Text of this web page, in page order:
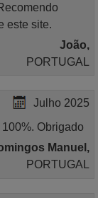
este site.
João,
PORTUGAL
Julho 2025
Obrigado
Manuel,
PORTUGAL